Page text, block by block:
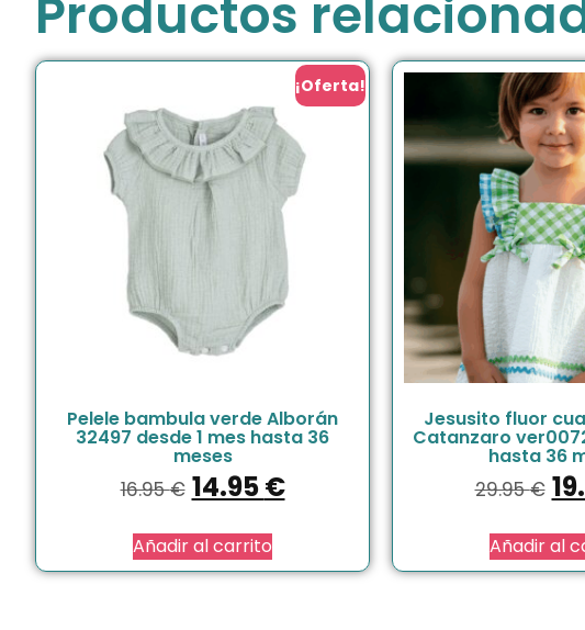
Productos
¡Oferta!
Pelele bambula verde Alborán
32497 desde 1 mes hasta 36
meses
16.95€ 14.95€
Añadir al carrito
Jesusito fluor
Catanzaro
hasta 36
29.95€
Añadir al